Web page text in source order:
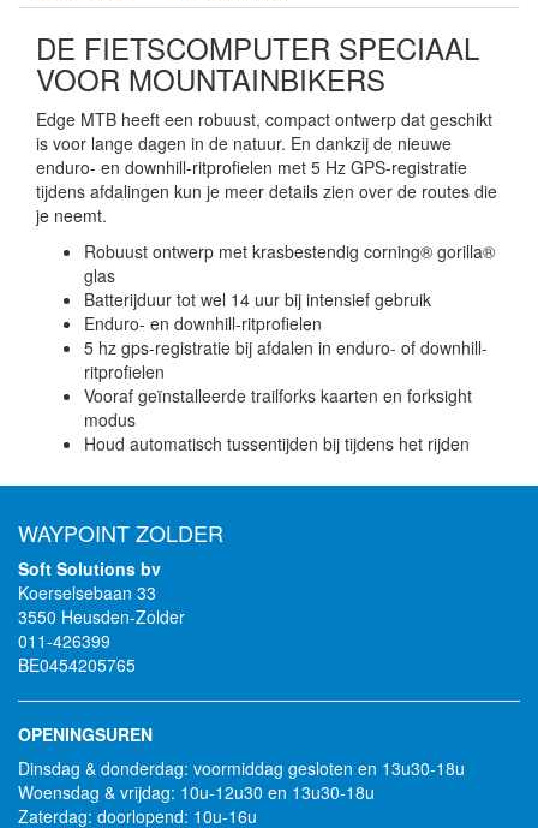
DE FIETSCOMPUTER SPECIAAL
VOOR MOUNTAINBIKERS
Edge MTB heeft een robuust, compact ontwerp dat geschikt
is voor lange dagen in de natuur. En dankzij de nieuwe
enduro- en downhill-ritprofielen met 5 Hz GPS-registratie
tijdens afdalingen kun je meer details zien over de routes die
je neemt.
Robuust ontwerp met krasbestendig corning® gorilla®
glas
Batterijduur tot wel 14 uur bij intensief gebruik
Enduro- en downhill-ritprofielen
5 hz gps-registratie bij afdalen in enduro- of downhill-
ritprofielen
Vooraf geïnstalleerde trailforks kaarten en forksight
modus
Houd automatisch tussentijden bij tijdens het rijden
WAYPOINT ZOLDER
Soft Solutions bv
Koerselsebaan 33
3550 Heusden-Zolder
011-426399
BE0454205765
OPENINGSUREN
Dinsdag & donderdag: voormiddag gesloten en 13u30-18u
Woensdag & vrijdag: 10u-12u30 en 13u30-18u
Zaterdag: doorlopend: 10u-16u